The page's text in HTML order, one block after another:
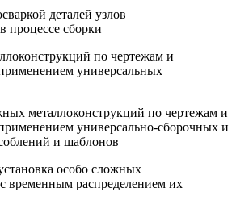
деталей узлов
процессе сборки
по чертежам и
универсальных
металлоконструкций по чертежам и
универсально-сборочных и
и шаблонов
особо сложных
временным распределением их